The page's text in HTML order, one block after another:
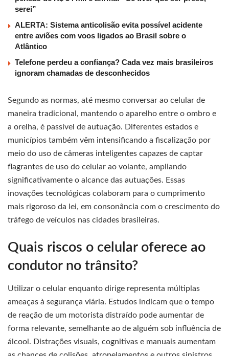
serei”
ALERTA: Sistema anticolisão evita possível acidente
entre aviões com voos ligados ao Brasil sobre o
Atlântico
Telefone perdeu a confiança? Cada vez mais brasileiros
ignoram chamadas de desconhecidos
Segundo as normas, até mesmo conversar ao celular de
maneira tradicional, mantendo o aparelho entre o ombro e
a orelha, é passível de autuação. Diferentes estados e
municípios também vêm intensificando a fiscalização por
meio do uso de câmeras inteligentes capazes de captar
flagrantes de uso do celular ao volante, ampliando
significativamente o alcance das autuações. Essas
inovações tecnológicas colaboram para o cumprimento
mais rigoroso da lei, em consonância com o crescimento do
tráfego de veículos nas cidades brasileiras.
Quais riscos o celular oferece ao
condutor no trânsito?
Utilizar o celular enquanto dirige representa múltiplas
ameaças à segurança viária. Estudos indicam que o tempo
de reação de um motorista distraído pode aumentar de
forma relevante, semelhante ao de alguém sob influência de
álcool. Distrações visuais, cognitivas e manuais aumentam